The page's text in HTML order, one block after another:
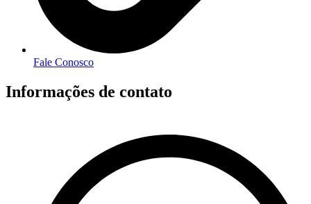
Fale Conosco
Informações de contato